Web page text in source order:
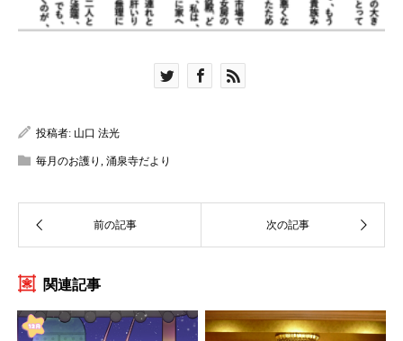
投稿者: 山口 法光
毎月のお護り , 涌泉寺だより
関連記事